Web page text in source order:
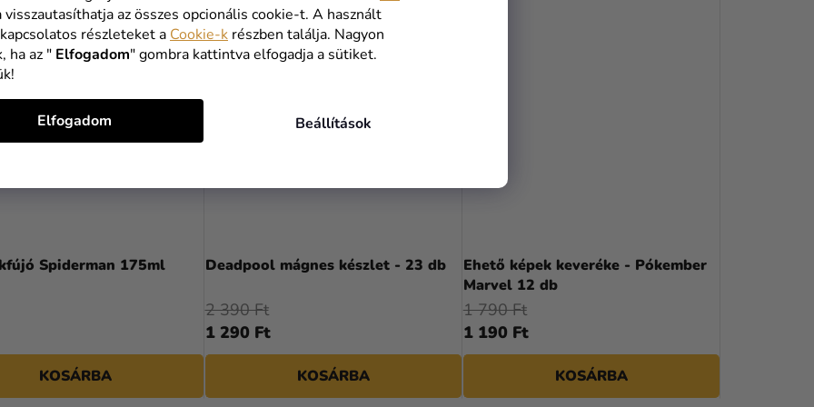
az összes opcionális cookie-t. A használt
részleteket a Cookie-k részben találja. Nagyon
ha az " Elfogadom" gombra kattintva elfogadja a sütiket.
Beállítások
Elfogadom
Spiderman 175ml
KOSÁRBA
KIÁRUSÍTÁS
Deadpool mágnes készlet - 23 db
1 290 Ft
2 390 Ft
KOSÁRBA
Ehető képek keveréke - Pókember
Marvel 12 db
1 190 Ft
1 790 Ft
KOSÁRBA